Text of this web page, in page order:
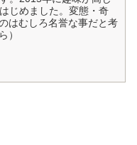
じめました。変態・奇
はむしろ名誉な事だと考
）